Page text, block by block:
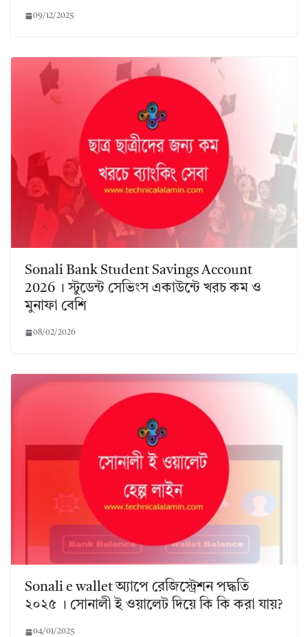
09/12/2025
Sonali Bank Student Savings Account
2026 । স্টুডেন্ট সেভিংস একাউন্টে খরচ কম ও
মুনাফা বেশি
08/02/2026
Sonali e wallet অ্যাপে রেজিস্ট্রেশন পদ্ধতি
২০২৫ । সোনালী ই ওয়ালেট দিয়ে কি কি করা যায়?
04/01/2025